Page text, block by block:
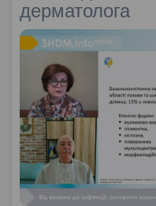
дерматолога